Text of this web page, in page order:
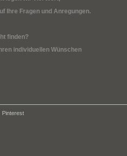
Pinterest
Ihre Fragen und Anregungen.
finden?
individuellen Wünschen